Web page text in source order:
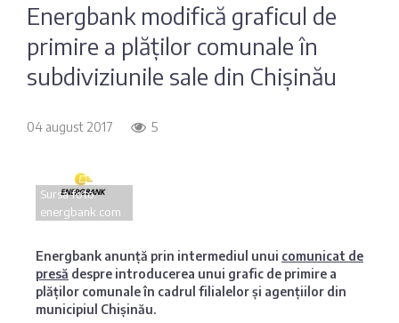
Maib
ProCredit Bank
Victoriabank
Energbank modifică graficul de
primire a plăților comunale în
subdiviziunile sale din Chișinău
04 august 2017 5
Sursa foto:
energbank.com
Energbank anunță prin intermediul unui comunicat de
presă despre introducerea unui grafic de primire a
plăților comunale în cadrul filialelor și agențiilor din
municipiul Chișinău.